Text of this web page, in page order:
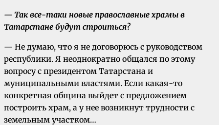
— Так все-таки новые православные храмы в
Татарстане будут строиться?
— Не думаю, что я не договорюсь с руководством
республики. Я неоднократно общался по этому
вопросу с президентом Татарстана и
муниципальными властями. Если какая-то
конкретная община выйдет с предложением
построить храм, а у нее возникнут трудности с
земельным участком…